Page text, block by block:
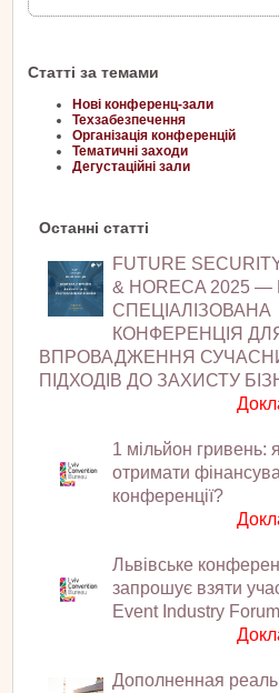
Статті за темами
Нові конференц-зали
Техзабезпечення
Організація конференцій
Тематичні заходи
Дегустаційні зали
Останні статті
FUTURE
& HORECA 2025 —
СПЕЦІАЛІЗОВАНА
КОНФЕРЕНЦІЯ
ВПРОВАДЖЕННЯ
ПІДХОДІВ ДО ЗАХИСТУ
1 мільйон гривень:
отримати
конференції?
Львівське
запрошує взяти
Event Industry Forum
Дополненная